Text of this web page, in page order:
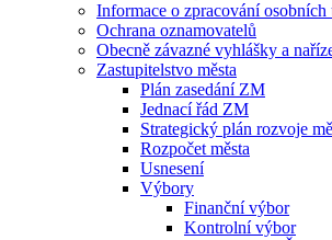
Informace o zpracování
Ochrana oznamovatelů
Obecně závazné vyhlášky a
Zastupitelstvo města
Plán zasedání ZM
Jednací řád ZM
Strategický plán rozvoje
Rozpočet města
Usnesení
Výbory
Finanční výbor
Kontrolní výbor